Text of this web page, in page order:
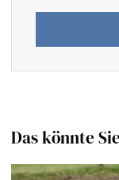
Das könnte